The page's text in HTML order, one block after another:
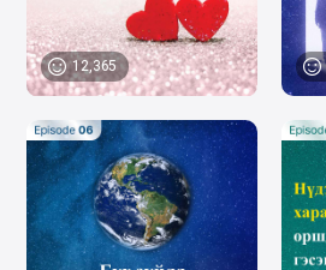
12,365